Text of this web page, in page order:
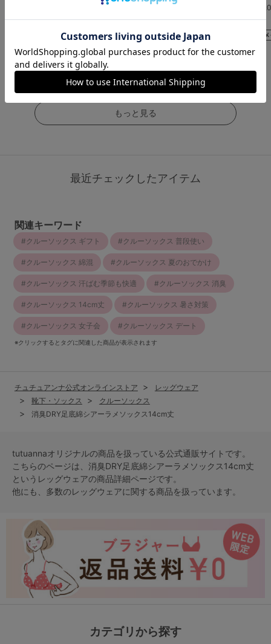
（1件）
￥1,298 (税込)
1分丈
￥1,089
4.0
（4件）
￥473 (税込)
もっと見る
最近チェックしたアイテム
関連キーワード
クルーソックス ギフト クルーソックス 普段使い
クルーソックス 綿混 クルーソックス 夏のおでかけ
クルーソックス 汗ばむ季節も快適 クルーソックス 消臭
クルーソックス 14cm丈 クルーソックス 暑さ対策
クルーソックス 女子会 クルーソックス デート
※クリックするとタグに関連した商品が表示されます
チュチュアンナ公式オンラインストア
レッグウェア
靴下・ソックス
クルーソックス
消臭DRY足底綿シアーラメソックス14cm丈
tutuannaオリジナルの商品を扱っている公式通販サイトです。
こちらのページは、消臭DRY足底綿シアーラメソックス14cm丈
という レッグウェアの商品詳細ページです。
他にも、多数のレッグウェアに関する商品を扱っています。
カテゴリから探す